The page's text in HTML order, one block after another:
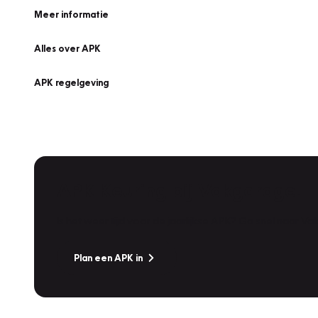
Meer informatie
Alles over APK
APK regelgeving
Plan een APK in